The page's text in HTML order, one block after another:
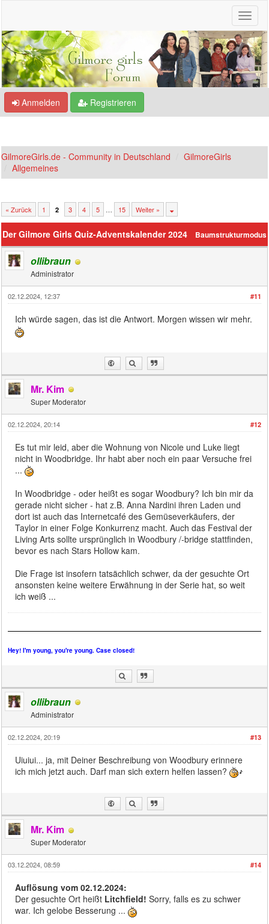
Anmelden Registrieren
GilmoreGirls.de - Community in Deutschland
GilmoreGirls
Allgemeines
« Zurück 1 2 3 4 5 … 15 Weiter »
Baumstrukturmodus
Der Gilmore Girls Quiz-Adventskalender 2024
ollibraun
Administrator
#11
02.12.2024, 12:37
Ich würde sagen, das ist die Antwort. Morgen wissen wir mehr.
Mr. Kim
Super Moderator
#12
02.12.2024, 20:14
Es tut mir leid, aber die Wohnung von Nicole und Luke liegt
nicht in Woodbridge. Ihr habt aber noch ein paar Versuche frei
...
In Woodbridge - oder heißt es sogar Woodbury? Ich bin mir da
gerade nicht sicher - hat z.B. Anna Nardini ihren Laden und
dort ist auch das Internetcafé des Gemüseverkäufers, der
Taylor in einer Folge Konkurrenz macht. Auch das Festival der
Living Arts sollte ursprünglich in Woodbury /-bridge stattfinden,
bevor es nach Stars Hollow kam.
Die Frage ist insofern tatsächlich schwer, da der gesuchte Ort
ansonsten keine weitere Erwähnung in der Serie hat, so weit
ich weiß ...
Hey! I'm young, you're young. Case closed!
ollibraun
Administrator
#13
02.12.2024, 20:19
Uiuiui... ja, mit Deiner Beschreibung von Woodbury erinnere
ich mich jetzt auch. Darf man sich extern helfen lassen?
Mr. Kim
Super Moderator
#14
03.12.2024, 08:59
Auflösung vom 02.12.2024:
Der gesuchte Ort heißt Litchfield!Sorry, falls es zu schwer
war. Ich gelobe Besserung ...